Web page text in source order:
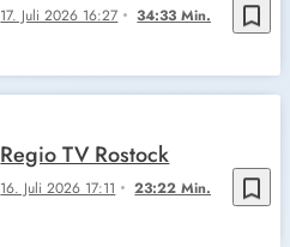
bookmark_border
17. Juli 2026 16:27 34:33 Min.
bookmark_border
16. Juli 2026 17:11 23:22 Min.
Regio TV Rostock